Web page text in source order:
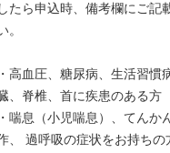
したら申込時、備考欄にご記
。
・高血圧、糖尿病、生活習慣
、脊椎、首に疾患のある方
・喘息（小児喘息）、てんか
、 過呼吸の症状をお持ちの